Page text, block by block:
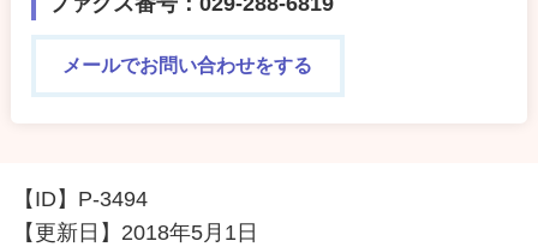
メールでお問い合わせをする
【ID】 P-3494
【更新日】 2018年5月1日